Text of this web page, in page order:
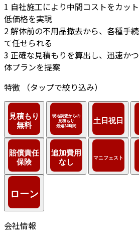
1 自社施工により中間コストをカッ
低価格を実現
2解体前の不用品撤去から、各種手
て任せられる
3 正確な見積もりを算出し、迅速か
体プランを提案
特徴
（タップで絞り込み）
会社情報